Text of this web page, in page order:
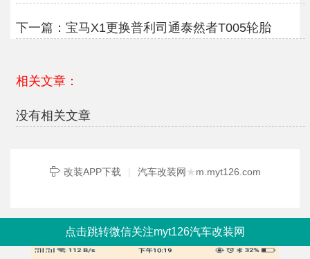
下一篇： 宝马X1更换普利司通泰然者T005轮胎
相关文章：
没有相关文章
改装APP下载 | 汽车改装网★m.myt126.com
点击跳转微信关注myt126汽车改装网